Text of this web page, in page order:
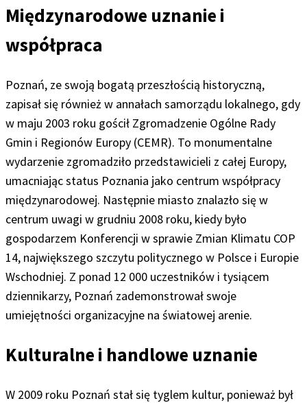
Międzynarodowe uznanie i
współpraca
Poznań, ze swoją bogatą przeszłością historyczną,
zapisał się również w annałach samorządu lokalnego, gdy
w maju 2003 roku gościł Zgromadzenie Ogólne Rady
Gmin i Regionów Europy (CEMR). To monumentalne
wydarzenie zgromadziło przedstawicieli z całej Europy,
umacniając status Poznania jako centrum współpracy
międzynarodowej. Następnie miasto znalazło się w
centrum uwagi w grudniu 2008 roku, kiedy było
gospodarzem Konferencji w sprawie Zmian Klimatu COP
14, największego szczytu politycznego w Polsce i Europie
Wschodniej. Z ponad 12 000 uczestników i tysiącem
dziennikarzy, Poznań zademonstrował swoje
umiejętności organizacyjne na światowej arenie.
Kulturalne i handlowe uznanie
W 2009 roku Poznań stał się tyglem kultur, ponieważ był